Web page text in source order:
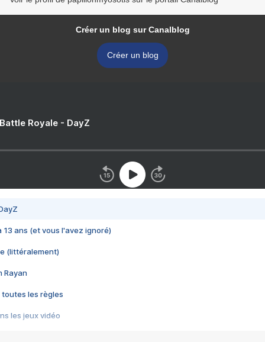
Créer un blog sur Canalblog
Créer un blog
Royale - DayZ
13 ans (et vous l'avez ignoré)
(littéralement)
Rayan
toutes les règles
les jeux vidéo